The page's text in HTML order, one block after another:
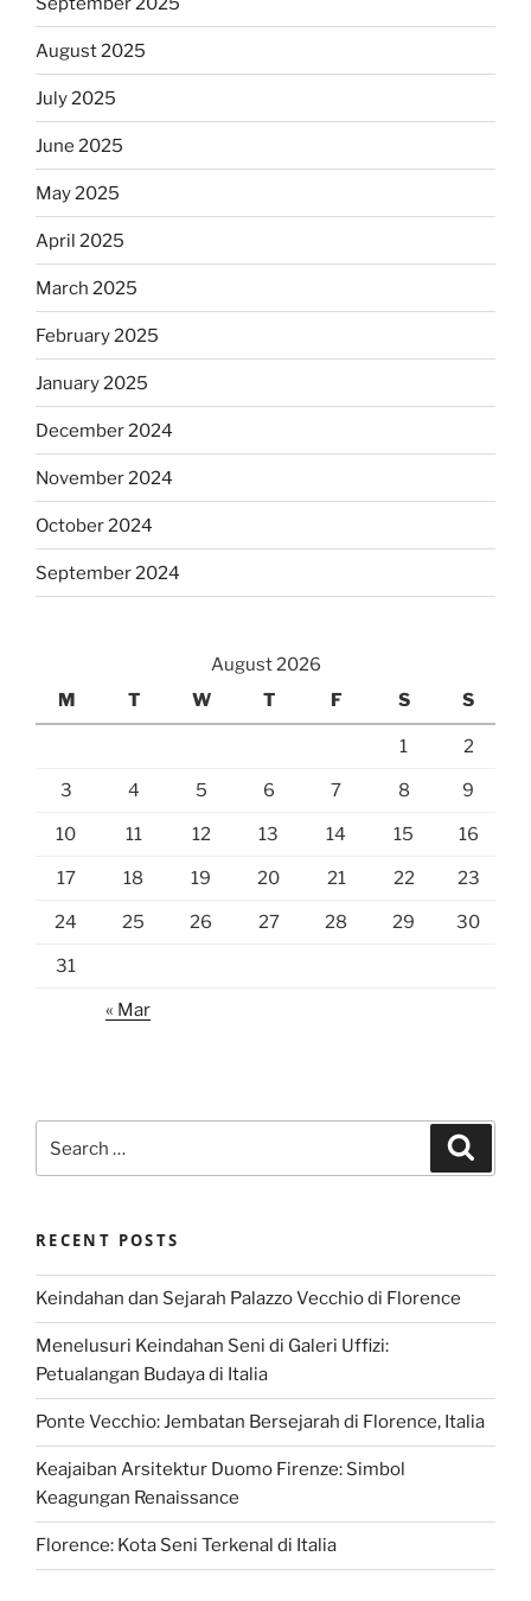
August 2025
July 2025
June 2025
May 2025
April 2025
March 2025
February 2025
January 2025
December 2024
November 2024
October 2024
September 2024
August 2026
M
T W T F S S
1 2
3 4 5 6 7 8 9
10 11 12 13 14 15 16
17 18 19 20 21 22 23
24 25 26 27 28 29 30
31
« Mar
for:
RECENT POSTS
Keindahan dan Sejarah Palazzo Vecchio di Florence
Menelusuri Keindahan Seni di Galeri Uffizi:
Petualangan Budaya di Italia
Ponte Vecchio: Jembatan Bersejarah di Florence, Italia
Keajaiban Arsitektur Duomo Firenze: Simbol
Keagungan Renaissance
Florence: Kota Seni Terkenal di Italia